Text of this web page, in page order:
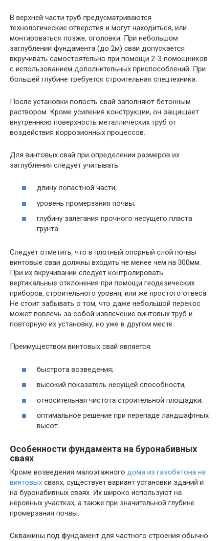
В верхней части труб предусматриваются
технологические отверстия и могут находиться, или
монтироваться позже, оголовки. При небольшом
заглублении фундамента (до 2м) сваи допускается
вкручивать самостоятельно при помощи 2-3 помощников
с использованием дополнительных приспособлений. При
большей глубине требуется строительная спецтехника.
После установки полость свай заполняют бетонным
раствором. Кроме усиления конструкции, он защищает
внутреннюю поверхность металлических труб от
воздействия коррозионных процессов.
Для винтовых свай при определении размеров их
заглубления следует учитывать:
длину лопастной части;
уровень промерзания почвы;
глубину залегания прочного несущего пласта
грунта.
Следует отметить, что в плотный опорный слой почвы
винтовые сваи должны входить не менее чем на 300мм.
При их вкручивании следует контролировать
вертикальные отклонения при помощи геодезических
приборов, строительного уровня, или же простого отвеса.
Не стоит забывать о том, что даже небольшой перекос
может повлечь за собой извлечение винтовых труб и
повторную их установку, но уже в другом месте.
Преимуществом винтовых свай является:
быстрота возведения;
высокий показатель несущей способности;
относительная чистота строительной площадки;
оптимальное решение при перепаде ландшафтных
высот.
Особенности фундамента на буронабивных
сваях
Кроме возведения малоэтажного дома из газобетона на
винтовых сваях, существует вариант установки зданий и
на буронабивных сваях. Их широко используют на
неровных участках, а также при значительной глубине
промерзания почвы.
Скважины под фундамент для частного строения обычно